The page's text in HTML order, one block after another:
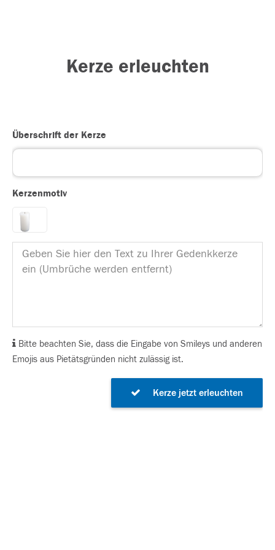
Kerze erleuchten
Überschrift der Kerze
Kerzenmotiv
Bitte beachten Sie, dass die Eingabe von Smileys und anderen
Emojis aus Pietätsgründen nicht zulässig ist.
Kerze jetzt erleuchten